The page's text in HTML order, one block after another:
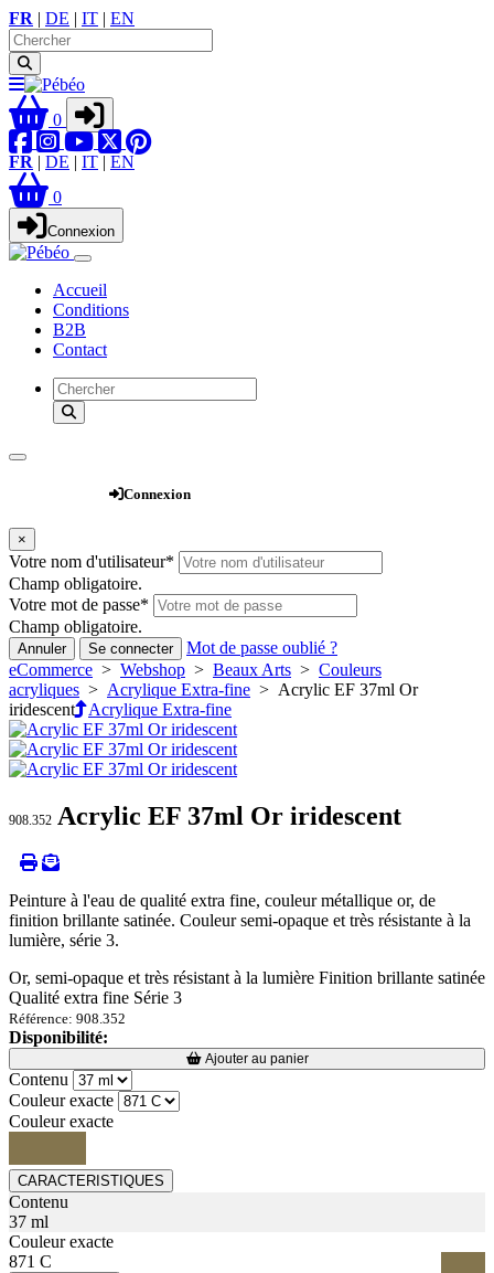
FR | DE | IT | EN
0
FR | DE | IT | EN
0
Connexion
Accueil
Conditions
B2B
Contact
Connexion
×
Votre nom d'utilisateur*
Champ obligatoire.
Votre mot de passe*
Champ obligatoire.
Annuler Se connecter
Mot de passe oublié ?
eCommerce > Webshop > Beaux Arts > Couleurs
acryliques > Acrylique Extra-fine > Acrylic EF 37ml Or
iridescent
Acrylique Extra-fine
908.352 Acrylic EF 37ml Or iridescent
Peinture à l'eau de qualité extra fine, couleur métallique or, de
finition brillante satinée. Couleur semi-opaque et très résistante à la
lumière, série 3.
Or, semi-opaque et très résistant à la lumière Finition brillante satinée
Qualité extra fine Série 3
Référence: 908.352
Disponibilité:
Loading...
Loading... Ajouter au panier
Contenu
Couleur exacte
Couleur exacte
CARACTERISTIQUES
Contenu
37 ml
Couleur exacte
871 C